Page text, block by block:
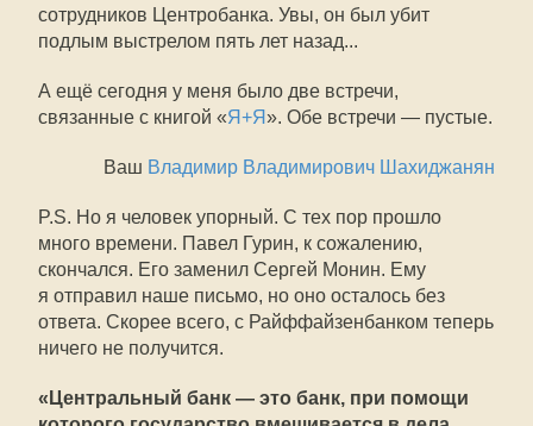
сотрудников Центробанка. Увы, он был убит
подлым выстрелом пять лет назад...
А ещё сегодня у меня было две встречи,
связанные с книгой «Я+Я». Обе встречи — пустые.
Ваш Владимир Владимирович Шахиджанян
P.S. Но я человек упорный. С тех пор прошло
много времени. Павел Гурин, к сожалению,
скончался. Его заменил Сергей Монин. Ему
я отправил наше письмо, но оно осталось без
ответа. Скорее всего, с Райффайзенбанком теперь
ничего не получится.
«Центральный банк — это банк, при помощи